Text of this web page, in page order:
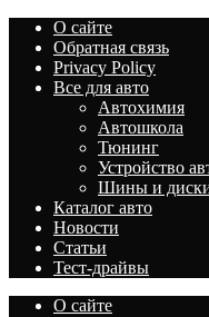
О сайте
Обратная связь
Privacy Policy
Все для авто
Автохимия
Автошкола
Тюнинг
Устройство
Шины и
Каталог авто
Новости
Статьи
Тест-драйвы
О сайте